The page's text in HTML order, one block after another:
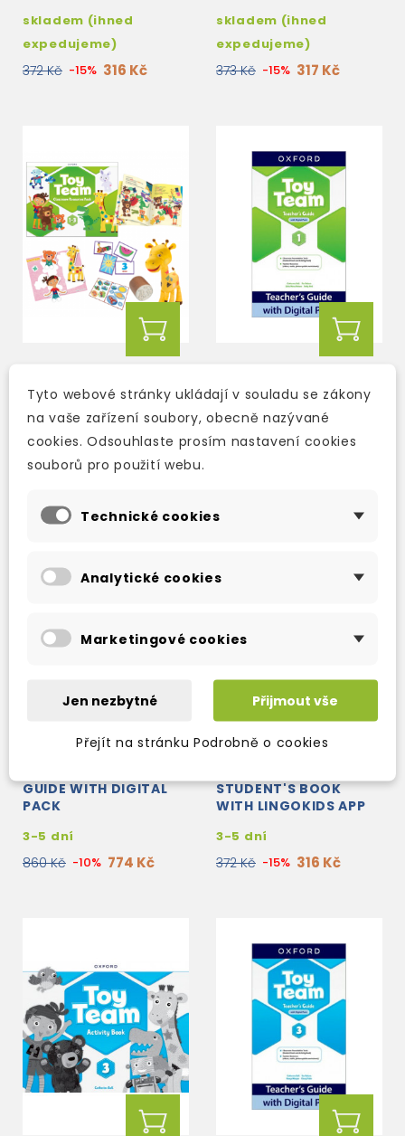
skladem (ihned
expedujeme)
372 Kč -15% 316 Kč
skladem (ihned
expedujeme)
373 Kč -15% 317 Kč
CLASSROOM RESOURCE
3-5 dní
3 229 Kč -10% 2 906 Kč
GUIDE WITH DIGITAL
PACK
3-5 dní
GUIDE WITH DIGITAL
PACK
3-5 dní
860 Kč -10% 774 Kč
STUDENT'S BOOK
WITH LINGOKIDS APP
3-5 dní
372 Kč -15% 316 Kč
Tyto webové stránky ukládají v souladu se zákony
na vaše zařízení soubory, obecně nazývané
cookies. Odsouhlaste prosím nastavení cookies
souborů pro použití webu.
Technické cookies
Analytické cookies
Marketingové cookies
Jen nezbytné Přijmout vše
Přejít na stránku Podrobně o cookies